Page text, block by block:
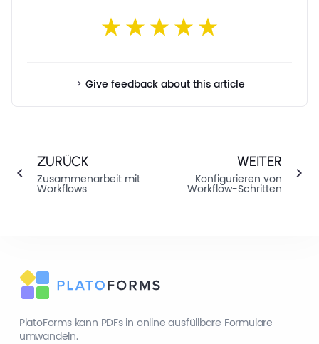
Give feedback about this article
ZURÜCK
Zusammenarbeit mit
Workflows
WEITER
Konfigurieren von
Workflow-Schritten
PlatoForms kann PDFs in online ausfüllbare Formulare
umwandeln.